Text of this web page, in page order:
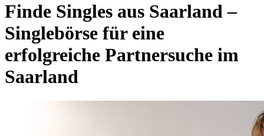
Finde Singles aus Saarland –
Singlebörse für eine
erfolgreiche Partnersuche im
Saarland